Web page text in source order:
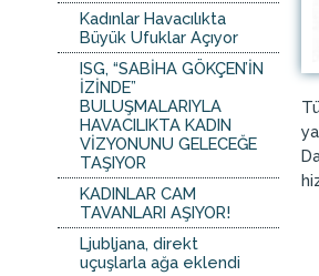
Kadınlar Havacılıkta
Büyük Ufuklar Açıyor
ISG, “SABİHA GÖKÇEN’İN
İZİNDE”
BULUŞMALARIYLA
HAVACILIKTA KADIN
VİZYONUNU GELECEĞE
TAŞIYOR
KADINLAR CAM
TAVANLARI AŞIYOR!
Ljubljana, direkt
uçuşlarla ağa eklendi